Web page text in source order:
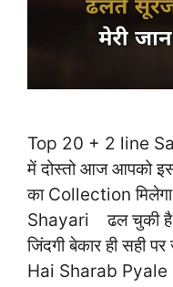
Top 20 + 2 line
में दोस्तो आज आपको
का Collection
Shayari ढल चुकी है
जिंदगी बेकार ही सही
Hai Sharab